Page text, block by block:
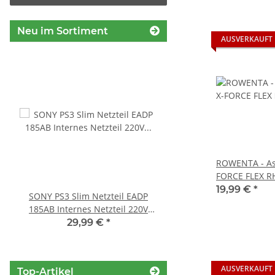
AUSVERKAUFT
ROWENTA -
FORCE FLEX
gebraucht
19,99 € *
AUSVERKAUFT
Neu im Sortiment
SONY PS3 Slim Netzteil EADP
185AB Internes Netzteil 220V
gerbaucht
29,99 € *
Sony Playstation 3 KEM
Top-Artikel